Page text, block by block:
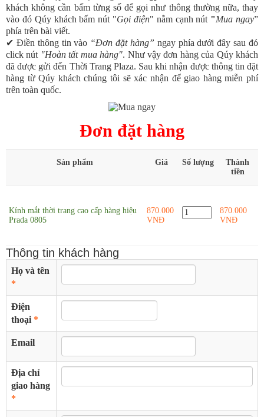
Kính mắt Audi
Kính mắt Prada
Kính mắt Burberry
Mắt kính cao cấp cho người cận
Dây lưng
Dây lưng Gucci
Dây lưng Montblanc
Dây lưng Dunhill
Dây lưng khác
Túi xách nam
Túi xách nữ
Túi nữ Louis Vuitton
Túi nữ Chanel
Giày da thật nam hàng hiệu
khách không cần bấm từng số để gọi như thông thường nữa, thay
vào đó Qúy khách bấm nút "Gọi điện" nằm cạnh nút "Mua ngay”
phía trên bài viết.
✔ Điền thông tin vào “Đơn đặt hàng” ngay phía dưới đây sau đó
click nút "Hoàn tất mua hàng". Như vậy đơn hàng của Qúy khách
đã được gửi đến Thời Trang Plaza. Sau khi nhận được thông tin đặt
hàng từ Qúy khách chúng tôi sẽ xác nhận để giao hàng miễn phí
trên toàn quốc.
Đơn đặt hàng
Sản phẩm Giá Số lượng
Thành
tiền
Kính mắt thời trang cao cấp hàng hiệu
Prada 0805
870.000
VNĐ
870.000
VNĐ
Thông tin khách hàng
Họ và tên
*
Điện
thoại *
Email
Địa chỉ
giao hàng
*